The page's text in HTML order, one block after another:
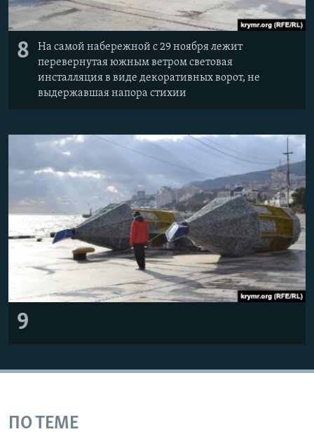
8
На самой набережной с 29 ноября лежит
перевернутая южным ветром световая
инсталляция в виде декоративных ворот, не
выдержавшая напора стихии
9
ПО ТЕМЕ